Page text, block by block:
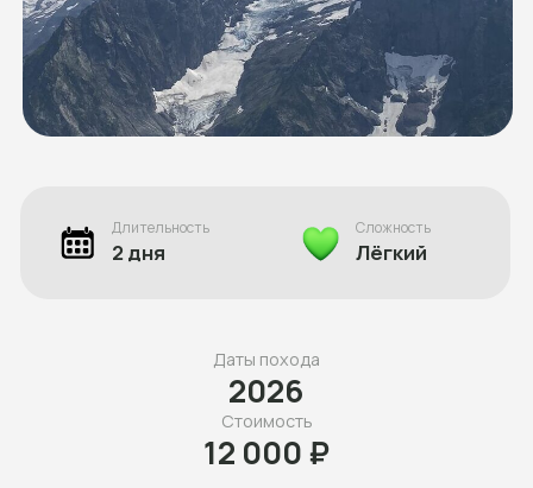
Сложность
Лёгкий
Длительность
2 дня
12 000 ₽